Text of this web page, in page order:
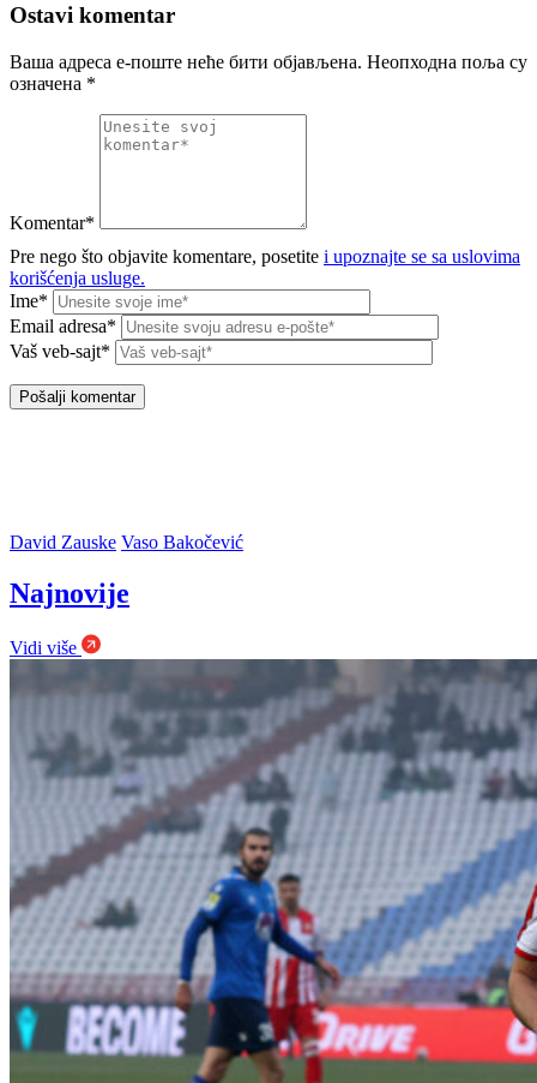
Ostavi komentar
Ваша адреса е-поште неће бити објављена. Неопходна поља су
означена *
Komentar*
Pre nego što objavite komentare, posetite i upoznajte se sa uslovima
korišćenja usluge.
Ime*
Email adresa*
Vaš veb-sajt*
David Zauske Vaso Bakočević
Najnovije
Vidi više